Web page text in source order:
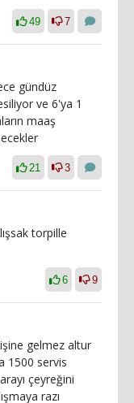
49 7
gündüz
ve 6'ya 1
maaş
21 3
torpille
6 9
gelmez altur
1500 servis
çeyreğini
razı